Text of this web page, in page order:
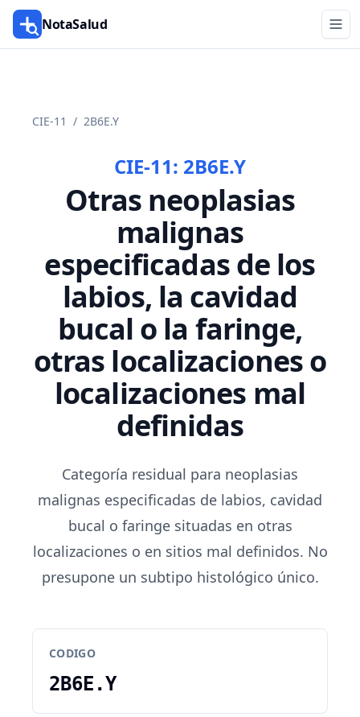
NotaSalud
CIE-11 / 2B6E.Y
CIE-11: 2B6E.Y
Otras neoplasias
malignas
especificadas de los
labios, la cavidad
bucal o la faringe,
otras localizaciones o
localizaciones mal
definidas
Categoría residual para neoplasias
malignas especificadas de labios, cavidad
bucal o faringe situadas en otras
localizaciones o en sitios mal definidos. No
presupone un subtipo histológico único.
CODIGO
2B6E.Y